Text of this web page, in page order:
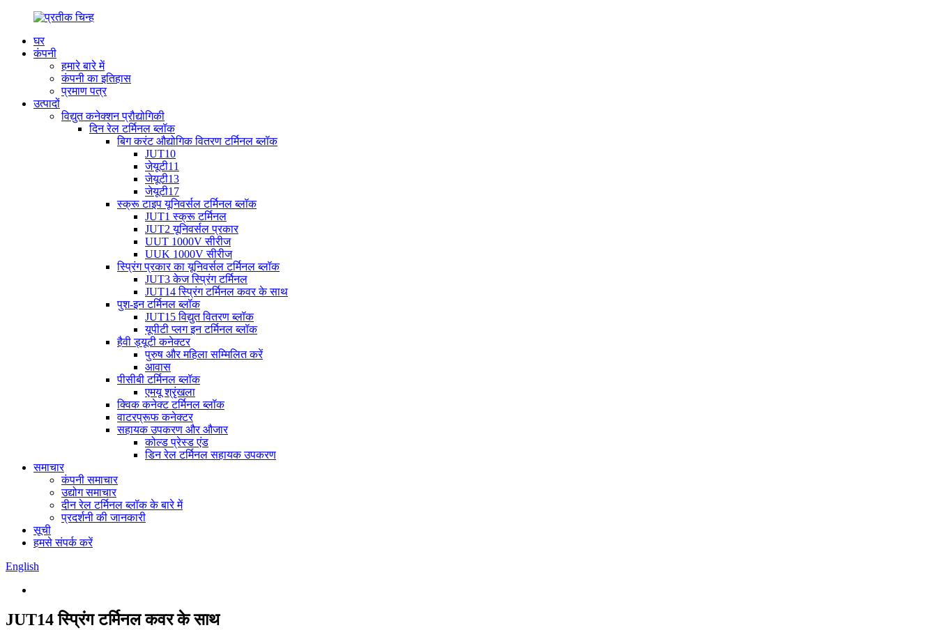
घर
कंपनी
हमारे बारे में
कंपनी का इतिहास
प्रमाण पत्र
उत्पादों
विद्युत कनेक्शन प्रौद्योगिकी
दिन रेल टर्मिनल ब्लॉक
बिग करंट औद्योगिक वितरण टर्मिनल ब्लॉक
JUT10
जेयूटी11
जेयूटी13
जेयूटी17
स्क्रू टाइप यूनिवर्सल टर्मिनल ब्लॉक
JUT1 स्क्रू टर्मिनल
JUT2 यूनिवर्सल प्रकार
UUT 1000V सीरीज
UUK 1000V सीरीज
स्प्रिंग प्रकार का यूनिवर्सल टर्मिनल ब्लॉक
JUT3 केज स्प्रिंग टर्मिनल
JUT14 स्प्रिंग टर्मिनल कवर के साथ
पुश-इन टर्मिनल ब्लॉक
JUT15 विद्युत वितरण ब्लॉक
यूपीटी प्लग इन टर्मिनल ब्लॉक
हैवी ड्यूटी कनेक्टर
पुरुष और महिला सम्मिलित करें
आवास
पीसीबी टर्मिनल ब्लॉक
एमयू श्रृंखला
क्विक कनेक्ट टर्मिनल ब्लॉक
वाटरप्रूफ कनेक्टर
सहायक उपकरण और औजार
कोल्ड प्रेस्ड एंड
डिन रेल टर्मिनल सहायक उपकरण
समाचार
कंपनी समाचार
उद्योग समाचार
दीन रेल टर्मिनल ब्लॉक के बारे में
प्रदर्शनी की जानकारी
सूची
हमसे संपर्क करें
English
JUT14 स्प्रिंग टर्मिनल कवर के साथ